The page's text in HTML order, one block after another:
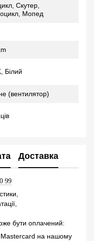
Скутер,
Мопед
Білий
(вентилятор)
Доставка
99
бути оплачений:
на нашому